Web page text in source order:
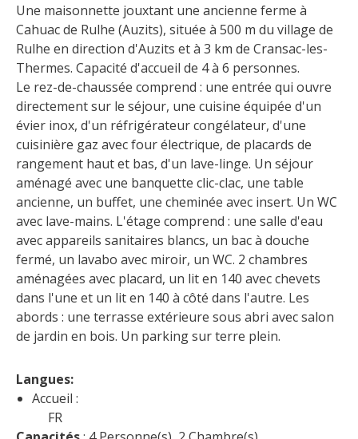
France
Les villages de caractère
Le Pays des Bastides du
Rouergue
Les Villes et Pays d'art et
d'histoire
De la vallée du Lot au pays
Decazeville-Aubin
Patrimoine mondial de
l'UNESCO
Une maisonnette jouxtant une ancienne ferme à
Cahuac de Rulhe (Auzits), située à 500 m du village de
Rulhe en direction d'Auzits et à 3 km de Cransac-les-
Thermes. Capacité d'accueil de 4 à 6 personnes.
Le rez-de-chaussée comprend : une entrée qui ouvre
directement sur le séjour, une cuisine équipée d'un
évier inox, d'un réfrigérateur congélateur, d'une
cuisinière gaz avec four électrique, de placards de
rangement haut et bas, d'un lave-linge. Un séjour
aménagé avec une banquette clic-clac, une table
ancienne, un buffet, une cheminée avec insert. Un WC
avec lave-mains. L'étage comprend : une salle d'eau
avec appareils sanitaires blancs, un bac à douche
fermé, un lavabo avec miroir, un WC. 2 chambres
aménagées avec placard, un lit en 140 avec chevets
dans l'une et un lit en 140 à côté dans l'autre. Les
abords : une terrasse extérieure sous abri avec salon
de jardin en bois. Un parking sur terre plein.
Langues:
Accueil :
FR